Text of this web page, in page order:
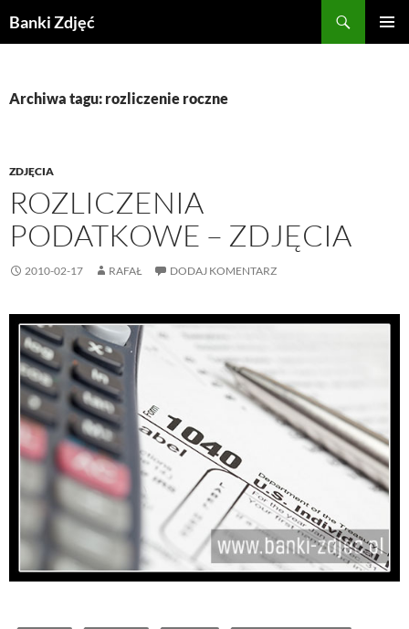
doBanki Zdjęć
Archiwa tagu: rozliczenie roczne
ZDJĘCIA
ROZLICZENIA
PODATKOWE – ZDJĘCIA
2010-02-17 RAFAŁ DODAJ KOMENTARZ